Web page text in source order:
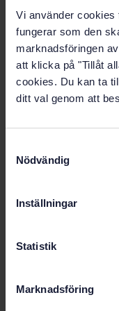
Vi använder
fungerar som den
marknadsföringen
att klicka på "Tillåt
cookies. Du kan ta
ditt val genom att
Nödvändig
Inställningar
Statistik
Marknadsföring
distances for
electronic
Artikelnummer:
Utgåva:1
Fastställd:2005-
Antal sidor: 6
Tillägg till: SS-
maskiner